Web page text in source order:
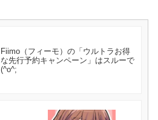
Fiimo（フィーモ）の「ウルトラお得
な先行予約キャンペーン」はスルーで
(^o^;